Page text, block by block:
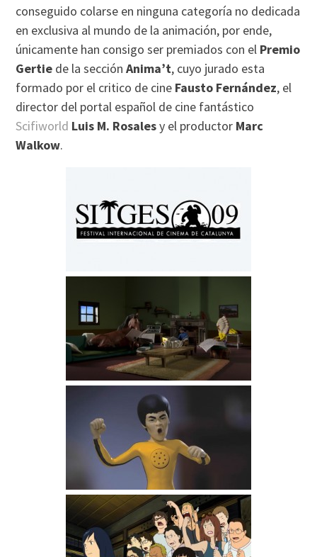
conseguido colarse en ninguna categoría no dedicada
en exclusiva al mundo de la animación, por ende,
únicamente han consigo ser premiados con el Premio
Gertie de la secciónAnima’t, cuyo jurado esta
formado por el critico de cine Fausto Fernández, el
director del portal español de cine fantástico
Scifiworld Luis M. Rosalesy el productor Marc
Walkow.